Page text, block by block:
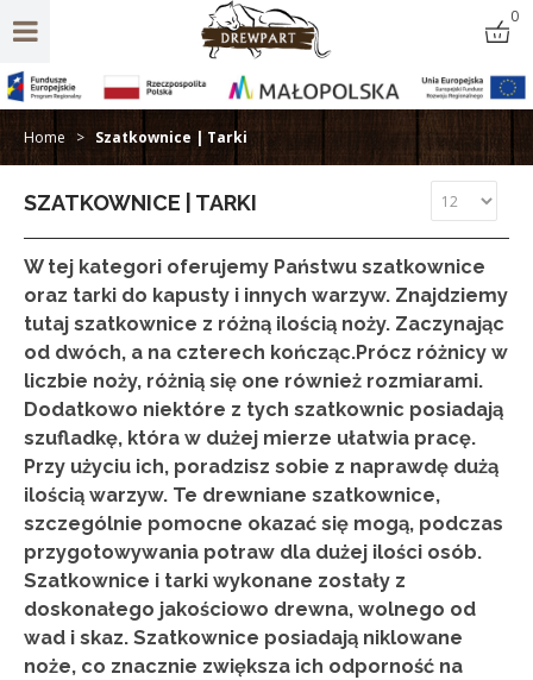
0
Home > Szatkownice | Tarki
SZATKOWNICE | TARKI
W tej kategori oferujemy Państwu szatkownice
oraz tarki do kapusty i innych warzyw. Znajdziemy
tutaj szatkownice z różną ilością noży. Zaczynając
od dwóch, a na czterech kończąc.Prócz różnicy w
liczbie noży, różnią się one również rozmiarami.
Dodatkowo niektóre z tych szatkownic posiadają
szufladkę, która w dużej mierze ułatwia pracę.
Przy użyciu ich, poradzisz sobie z naprawdę dużą
ilością warzyw. Te drewniane szatkownice,
szczególnie pomocne okazać się mogą, podczas
przygotowywania potraw dla dużej ilości osób.
Szatkownice i tarki wykonane zostały z
doskonałego jakościowo drewna, wolnego od
wad i skaz. Szatkownice posiadają niklowane
noże, co znacznie zwiększa ich odporność na